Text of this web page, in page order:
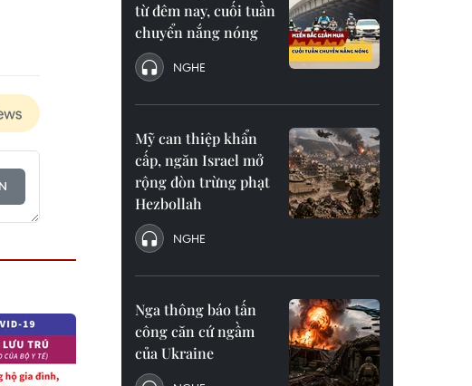
từ đêm nay, cuối tuần
chuyển nắng nóng
NGHE
Mỹ can thiệp khẩn
cấp, ngăn Israel mở
rộng đòn trừng phạt
Hezbollah
NGHE
Nga thông báo tấn
công căn cứ ngầm
của Ukraine